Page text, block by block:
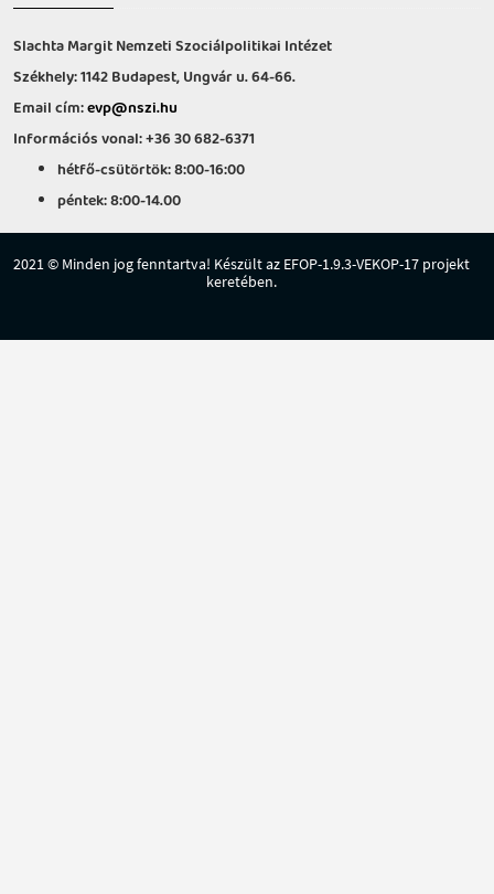
Slachta Margit Nemzeti Szociálpolitikai Intézet
Székhely: 1142 Budapest, Ungvár u. 64-66.
Email cím:evp@nszi.hu
Információs vonal: +36 30 682-6371
hétfő-csütörtök: 8:00-16:00
péntek: 8:00-14.00
2021 © Minden jog fenntartva! Készült az EFOP-1.9.3-VEKOP-17 projekt
keretében.